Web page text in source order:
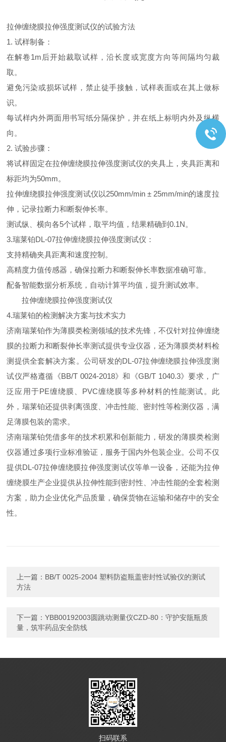
拉伸缠绕膜拉伸强度测试仪的试验方法
1. 试样制备：
在解卷1m后开始裁取试样，沿长度或宽度方向等间隔均匀裁
取。
避免污染或损坏试样，禁止徒手接触，试样表面或在其上做标
识。
每试样内外两面用书写纸分隔保护，并在纸上标明内外及纵横
向。
2. 试验步骤：
将试样固定在拉伸缠绕膜拉伸强度测试仪的夹具上，夹具距离和
标距均为50mm。
拉伸缠绕膜拉伸强度测试仪以250mm/min ± 25mm/min的速度拉
伸，记录拉断力和断裂伸长率。
测试纵、横向各5个试样，取平均值，结果精确到0.1N。
3.瑞莱铂DL-07拉伸缠绕膜拉伸强度测试仪：
支持精确夹具距离和速度控制。
高精度力值传感器，确保拉断力和断裂伸长率数据准确可靠。
配备智能数据分析系统，自动计算平均值，提升测试效率。
拉伸缠绕膜拉伸强度测试仪
4.瑞莱铂的检测解决方案与技术实力
济南瑞莱铂作为薄膜类检测领域的技术先锋，不仅针对拉伸缠绕
膜的拉断力和断裂伸长率测试提供专业仪器，还为薄膜类材料检
测提供全套解决方案。公司研发的DL-07拉伸缠绕膜拉伸强度测
试仪严格遵循《BB/T 0024-2018》和《GB/T 1040.3》要求，广
泛应用于PE缠绕膜、PVC缠绕膜等多种材料的性能测试。此
外，瑞莱铂还提供剥离强度、冲击性能、密封性等检测仪器，满
足薄膜包装的需求。
济南瑞莱铂凭借多年的技术积累和创新能力，研发的薄膜类检测
仪器通过多项行业标准验证，服务于国内外包装企业。公司不仅
提供DL-07拉伸缠绕膜拉伸强度测试仪等单一设备，还能为拉伸
缠绕膜生产企业提供从拉伸性能到密封性、冲击性能的全套检测
方案，助力企业优化产品质量，确保货物在运输和储存中的安全
性。
上一篇： BB/T 0025-2004 塑料防盗瓶盖密封性试验仪的测试
方法
下一篇：YBB00192003圆跳动测量仪CZD-80：守护安瓿瓶质
量，筑牢药品安全防线
扫码联系